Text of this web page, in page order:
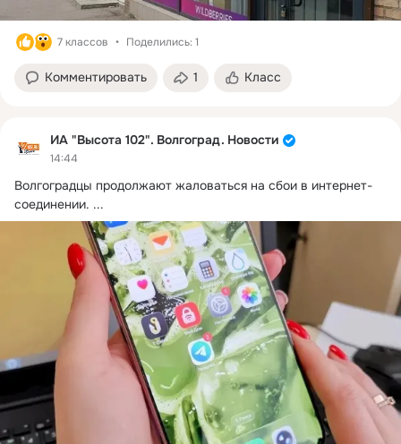
7 классов Поделились: 1
Комментировать 1 Класс
ИА "Высота 102". Волгоград. Новости
14:44
Волгоградцы продолжают жаловаться на сбои в интернет-
соединении. ...